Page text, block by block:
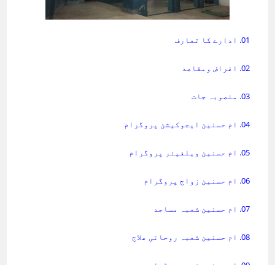
01. ادارے کا تعارف
02. اغراض ومقاصد
03. منصوبہ جات
04. ام حسنین ایجوکیشن پروگرام
05. ام حسنین ویلفیئر پروگرام
06. ام حسنین زواج پروگرام
07. ام حسنین شعبہ مساجد
08. ام حسنین شعبہ روحانی علاج